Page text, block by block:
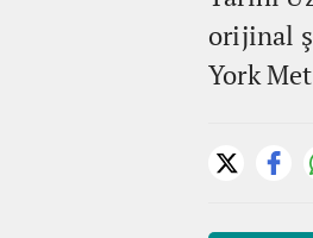
orijinal
York